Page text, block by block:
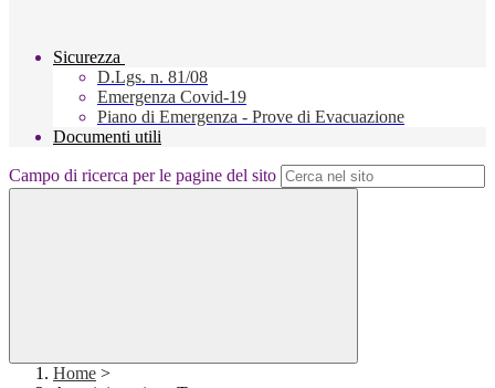
Sicurezza
D.Lgs. n. 81/08
Emergenza Covid-19
Piano di Emergenza - Prove di Evacuazione
Documenti utili
Campo di ricerca per le pagine del sito
Home >